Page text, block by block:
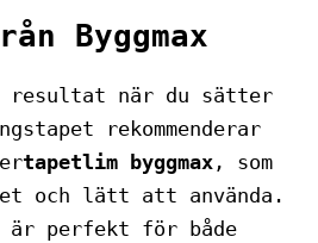
Byggmax
resultat när du sätter
rekommenderar
tapetlim byggmax , som
och lätt att använda.
är perfekt för både